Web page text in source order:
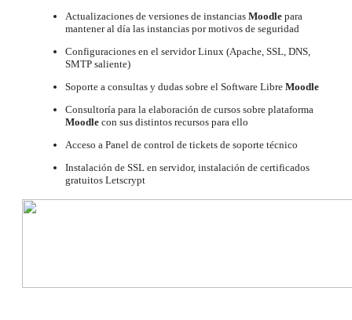
Actualizaciones de versiones de instancias Moodle para
mantener al día las instancias por motivos de seguridad
Configuraciones en el servidor Linux (Apache, SSL, DNS,
SMTP saliente)
Soporte a consultas y dudas sobre el Software Libre Moodle
Consultoría para la elaboración de cursos sobre plataforma
Moodle con sus distintos recursos para ello
Acceso a Panel de control de tickets de soporte técnico
Instalación de SSL en servidor, instalación de certificados
gratuitos Letscrypt